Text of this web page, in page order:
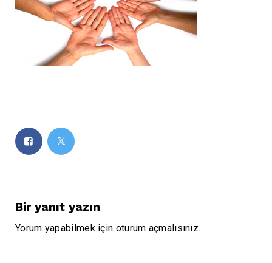
Bir yanıt yazın
Yorum yapabilmek için oturum açmalısınız.